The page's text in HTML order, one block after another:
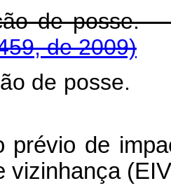
de 2009)
de
prévio de
vizinhança